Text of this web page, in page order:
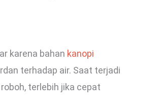
karena bahan kanopi
terhadap air. Saat terjadi
terlebih jika cepat